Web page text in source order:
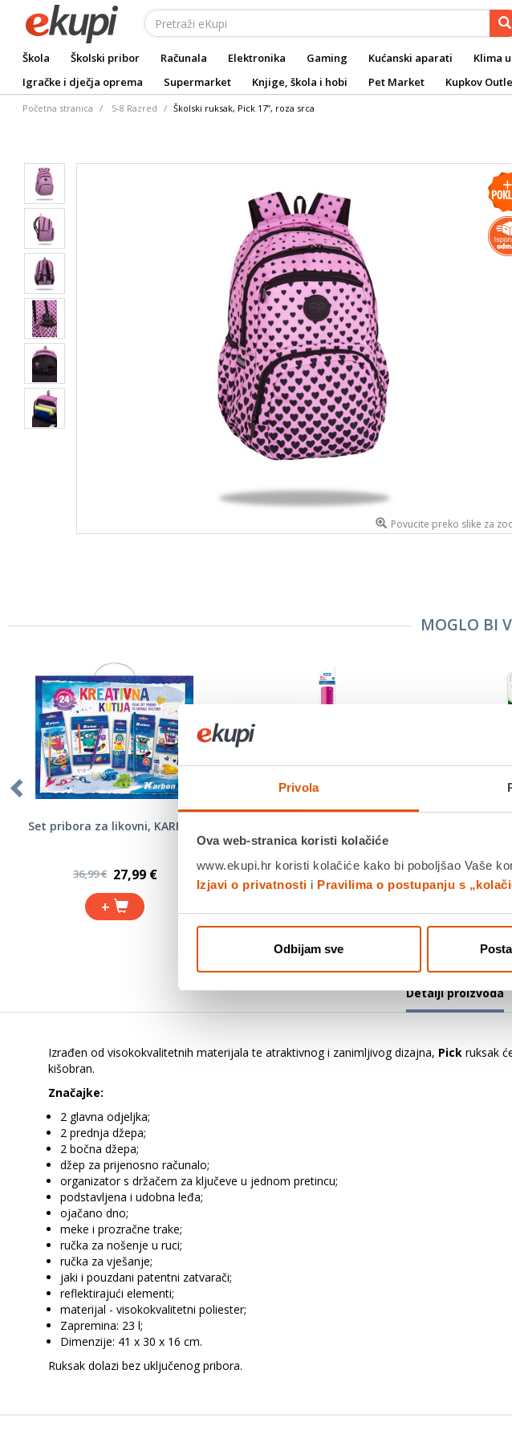
Privola
Ova web-stranica koristi kolačiće
www.ekupi.hr koristi kolačiće kako bi poboljšao Vaše
Izjavi o privatnosti i Pravilima o postupanju s
Odbijam sve
Škola Školski pribor Računala Elektronika Gaming Kućanski aparati Klima
Igračke i dječja oprema
Supermarket Knjige, škola i hobi Pet Market Kupkov
Početna stranica 5-8 Razred Školski ruksak, Pick 17”, roza srca
Povucite preko slike za
MOGLO BI
Set pribora za likovni, KARBON
36,99 € 27,99 €
+
flex&resistant, rozo
1,99 € 1,47 €
Detalji proizvoda
Izrađen od visokokvalitetnih materijala te atraktivnog i zanimljivog dizajna, Pick ruksak
kišobran.
Značajke:
2 glavna odjeljka;
2 prednja džepa;
2 bočna džepa;
džep za prijenosno računalo;
organizator s držačem za ključeve u jednom pretincu;
podstavljena i udobna leđa;
ojačano dno;
meke i prozračne trake;
ručka za nošenje u ruci;
ručka za vješanje;
jaki i pouzdani patentni zatvarači;
reflektirajući elementi;
materijal - visokokvalitetni poliester;
Zapremina: 23 l;
Dimenzije: 41 x 30 x 16 cm.
Ruksak dolazi bez uključenog pribora.